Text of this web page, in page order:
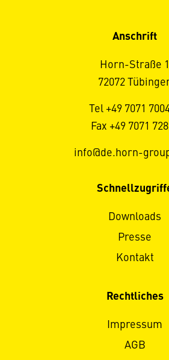
Anschrift
Horn-Straße 1
72072
Tel +49 7071
Fax +49 7071
info@de.horn-
Downloads
Presse
Kontakt
Rechtliches
Impressum
AGB